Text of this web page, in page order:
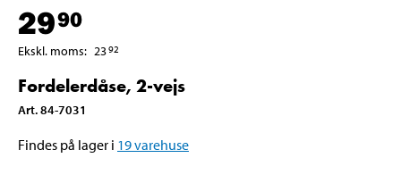
2990
Ekskl. moms: 2392
Fordelerdåse, 2-vejs
Art.84-7031
Findes på lager i 19varehuse